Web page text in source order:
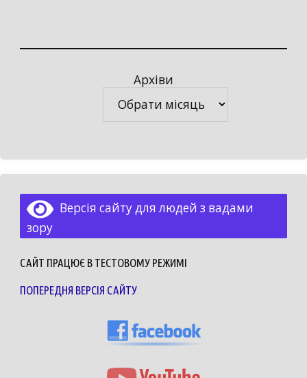
Архіви
Версія сайту для людей з вадами
зору
САЙТ ПРАЦЮЄ В ТЕСТОВОМУ РЕЖИМІ
ПОПЕРЕДНЯ ВЕРСІЯ САЙТУ